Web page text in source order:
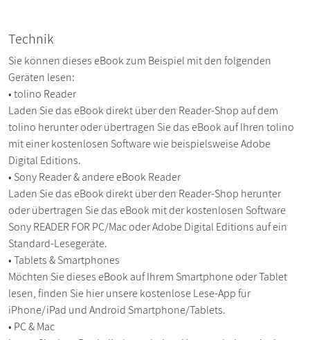
Technik
Sie können dieses eBook zum Beispiel mit den folgenden
Geräten lesen:
• tolino Reader
Laden Sie das eBook direkt über den Reader-Shop auf dem
tolino herunter oder übertragen Sie das eBook auf Ihren tolino
mit einer kostenlosen Software wie beispielsweise Adobe
Digital Editions.
• Sony Reader & andere eBook Reader
Laden Sie das eBook direkt über den Reader-Shop herunter
oder übertragen Sie das eBook mit der kostenlosen Software
Sony READER FOR PC/Mac oder Adobe Digital Editions auf ein
Standard-Lesegeräte.
• Tablets & Smartphones
Möchten Sie dieses eBook auf Ihrem Smartphone oder Tablet
lesen, finden Sie hier unsere kostenlose Lese-App für
iPhone/iPad und Android Smartphone/Tablets.
• PC & Mac